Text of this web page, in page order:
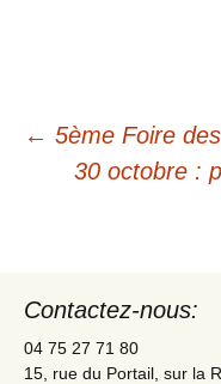
articles
← 5ème Foire
30 octobre :
Contactez-nous:
04 75 27 71 80
15, rue du Portail, sur la